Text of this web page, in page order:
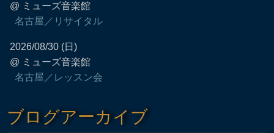
@ ミューズ音楽館
名古屋／リサイタル
2026/08/30 (日)
@ ミューズ音楽館
名古屋／レッスン会
ブログアーカイブ